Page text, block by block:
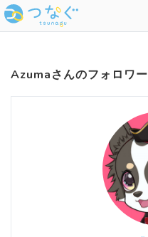
Azumaさんのフォロワー